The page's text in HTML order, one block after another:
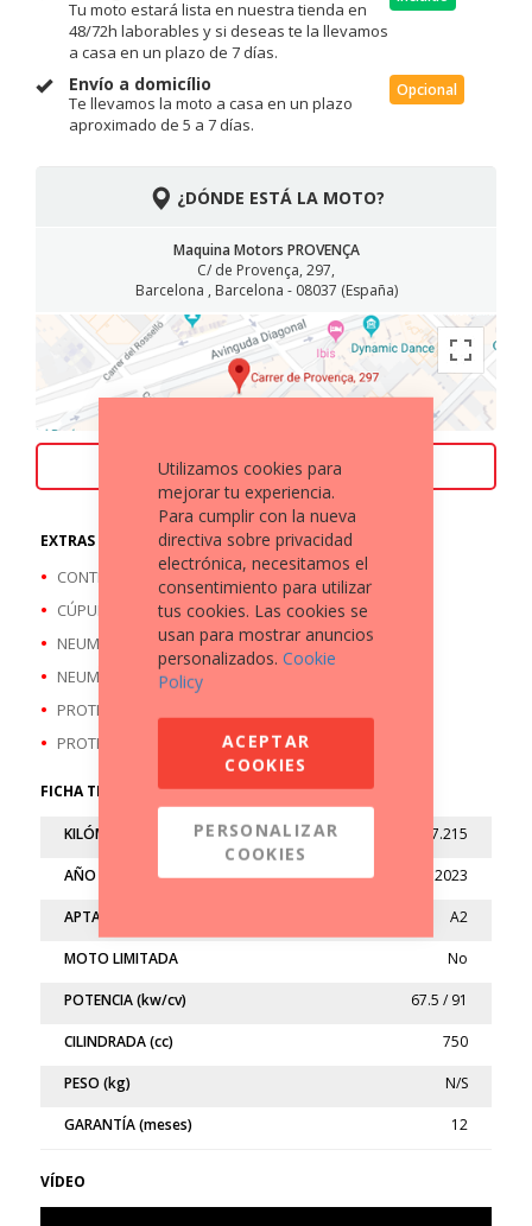
Tu moto estará lista en nuestra tienda en
48/72h laborables y si deseas te la llevamos
a casa en un plazo de 7 días.
Envío a domicílio
Te llevamos la moto a casa en un plazo
aproximado de 5 a 7 días.
Opcional
¿DÓNDE ESTÁ LA MOTO?
Maquina Motors PROVENÇA
C/ de Provença, 297,
Barcelona , Barcelona - 08037 (España)
ACEPTAMOS TU MOTO COMO PARTE DE PAGO
EXTRAS A DESTACAR
CONTRAPESOS MANILLAR
CÚPULA
NEUMATICO DEL/ A ESTRENAR
NEUMATICO TRAS/ A ESTRENAR
PROTECTOR RADIADOR
PROTECTORES TOPES ANTI-CAÍDAS
FICHA TÉCNICA
KILÓMETROS 17.215
AÑO 2023
APTA A2
MOTO LIMITADA No
POTENCIA (kw/cv) 67.5 / 91
CILINDRADA (cc) 750
PESO (kg) N/S
GARANTÍA (meses) 12
VÍDEO
Utilizamos cookies para
mejorar tu experiencia.
Para cumplir con la nueva
directiva sobre privacidad
electrónica, necesitamos el
consentimiento para utilizar
tus cookies. Las cookies se
usan para mostrar anuncios
personalizados. Cookie
Policy
ACEPTAR
COOKIES
PERSONALIZAR
COOKIES